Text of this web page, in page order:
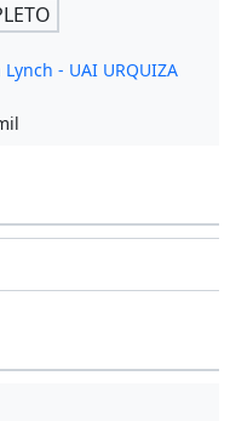
- UAI URQUIZA